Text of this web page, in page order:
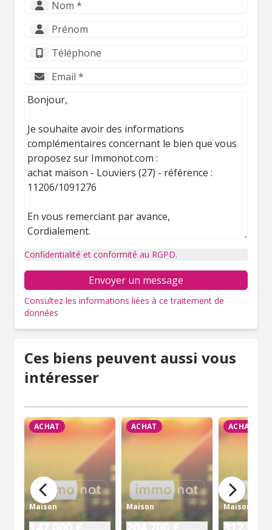
Confidentialité et conformité au RGPD.
Envoyer un message
Consultez les informations liées à ce traitement de
données
Ces biens peuvent aussi vous
intéresser
ACHAT
Maison
ACHAT
Maison
ACHAT
Maison